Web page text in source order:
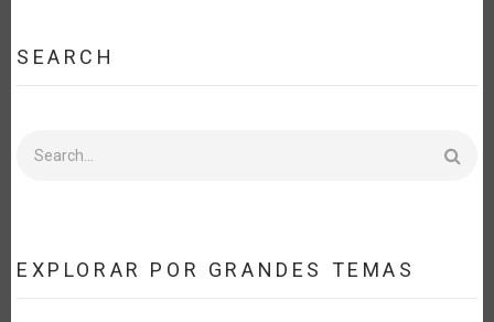
SEARCH
EXPLORAR POR GRANDES TEMAS